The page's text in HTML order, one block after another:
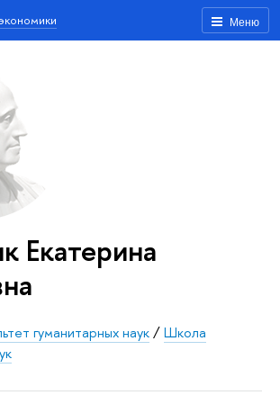
Меню
Екатерина
гуманитарных наук/Школа